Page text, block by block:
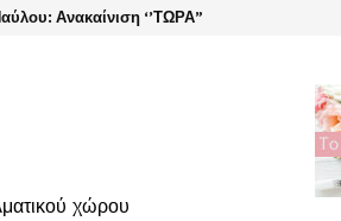
Ανακαίνιση ‘’ΤΩΡΑ”
χώρου